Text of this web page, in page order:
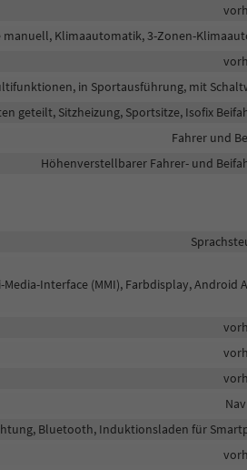
manuell, Klimaautomatik, 3-Zonen-
in Sportausführung, mit
geteilt, Sitzheizung, Sportsitze, Isofix
Fahrer und
Höhenverstellbarer Fahrer- und
Interface (MMI), Farbdisplay, Android
Bluetooth, Induktionsladen für